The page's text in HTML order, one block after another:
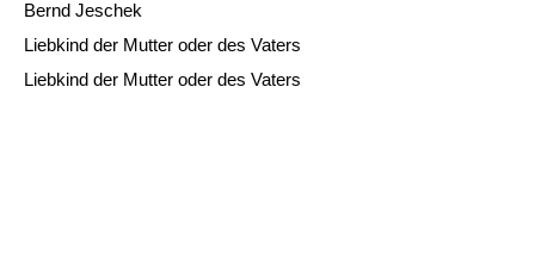
Bernd Jeschek
Liebkind der Mutter oder des Vaters
Liebkind der Mutter oder des Vaters